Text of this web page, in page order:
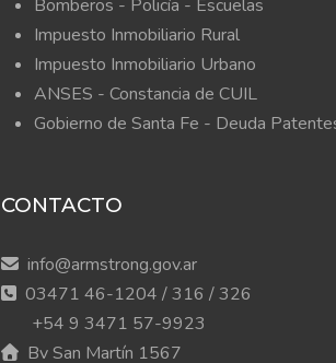
Bomberos - Policía - Escuelas
Impuesto Inmobiliario Rural
Impuesto Inmobiliario Urbano
ANSES - Constancia de CUIL
Gobierno de Santa Fe - Deuda
CONTACTO
info@armstrong.gov.ar
03471 46-1204 / 316 / 326
+54 9 3471 57-9923
Bv San Martín 1567